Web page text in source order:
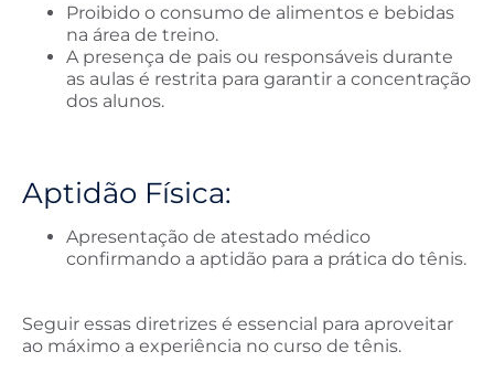
Proibido o consumo de alimentos e bebidas
na área de treino.
A presença de pais ou responsáveis durante
as aulas é restrita para garantir a concentração
dos alunos.
Aptidão Física:
Apresentação de atestado médico
confirmando a aptidão para a prática do tênis.
Seguir essas diretrizes é essencial para aproveitar
ao máximo a experiência no curso de tênis.